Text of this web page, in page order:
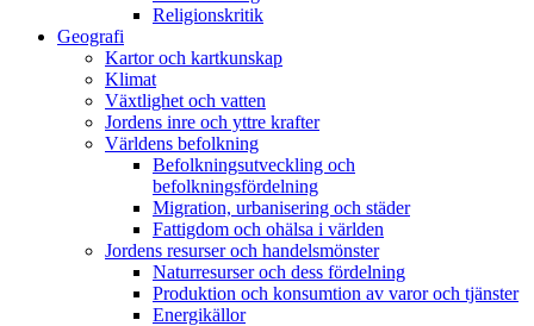
Religionskritik
Geografi
Kartor och kartkunskap
Klimat
Växtlighet och vatten
Jordens inre och yttre krafter
Världens befolkning
Befolkningsutveckling och
befolkningsfördelning
Migration, urbanisering och städer
Fattigdom och ohälsa i världen
Jordens resurser och handelsmönster
Naturresurser och dess fördelning
Produktion och konsumtion av varor och tjänster
Energikällor